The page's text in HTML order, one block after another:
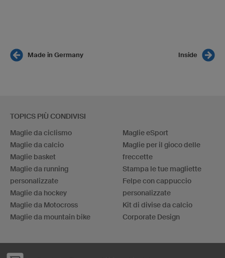
Made in Germany Inside
TOPICS PIÙ CONDIVISI
Maglie da ciclismo
Maglie da calcio
Maglie basket
Maglie da running
personalizzate
Maglie da hockey
Maglie da Motocross
Maglie da mountain bike
Maglie eSport
Maglie per il gioco delle
freccette
Stampa le tue magliette
Felpe con cappuccio
personalizzate
Kit di divise da calcio
Corporate Design